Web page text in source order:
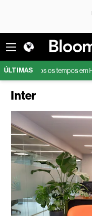
ÚLTIMAS
os tempos em Hollywood
Inter